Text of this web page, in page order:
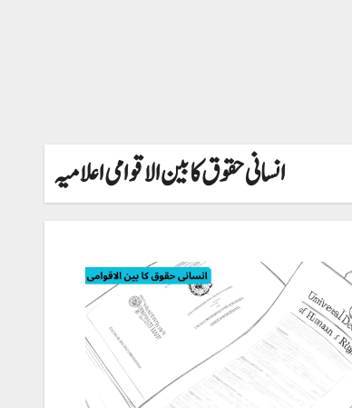
انسانی حقوق کا بین الاقوامی اعلامیہ